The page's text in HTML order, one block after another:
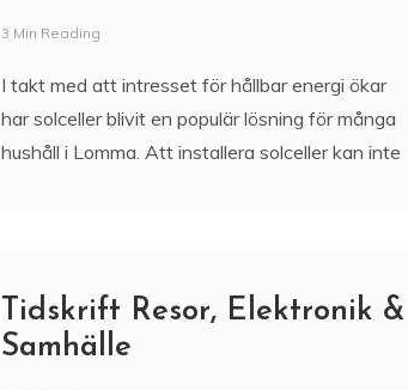
3 Min Reading
I takt med att intresset för hållbar energi ökar
har solceller blivit en populär lösning för många
hushåll i Lomma. Att installera solceller kan inte
Tidskrift Resor, Elektronik &
Samhälle